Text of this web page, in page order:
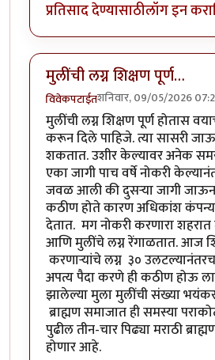
प्रतिसाद देण्यासाठीलॉग इन करा
मुलींची लग्न शिक्षण पूर्ण…
विवेकपटाईतशनिवार, 09/05/2026
मुलींची लग्न शिक्षण पूर्ण होतास
करून दिले पाहिजे. त्या सासरी
शकतात. उशीर केल्यावर अनेक
एका जागी पाच वर्षे नोकरी
जवळ आली की दुसऱ्या जागी
कठीण होते कारण अधिकांश
देतात. मग नोकरी करणारा
आणि मुलींचे लग्न रेंगाळतात. आज
करणाऱ्यांचे लग्न ३०
अपत्य पैदा करणे ही कठीण होऊ
झालेल्या मुला मुलींची संख्या
ब्राह्मण समाजात ही समस्या
पुढील तीन-चार पिढ्या मराठी
होणार आहे.